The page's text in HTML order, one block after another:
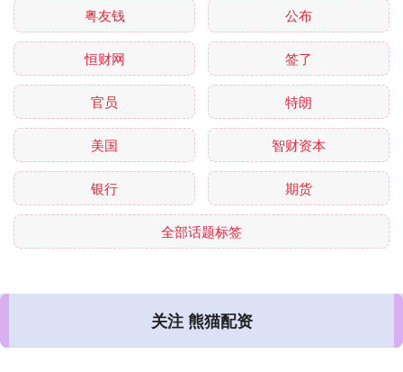
粤友钱 公布
恒财网 签了
官员 特朗
美国 智财资本
银行 期货
全部话题标签
关注 熊猫配资